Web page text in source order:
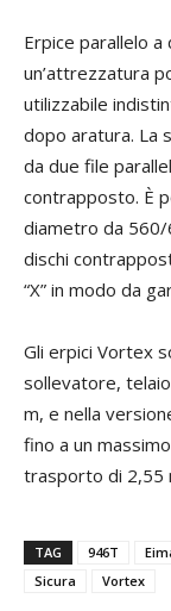
Erpice parallelo
un’attrezzatura
utilizzabile
dopo aratura. La
da due file
contrapposto. È
diametro da 560/
dischi
“X” in modo da
Gli erpici Vortex
sollevatore,
m, e nella
fino a un
trasporto di 2,55
TAG 946T
Sicura
Vortex